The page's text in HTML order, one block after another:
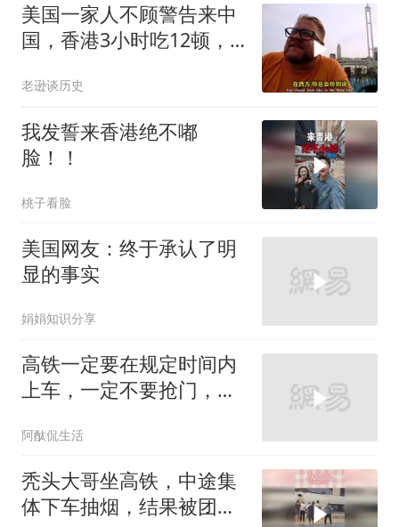
美国一家人不顾警告来中
国，香港3小时吃12顿，
老逊谈历史
我发誓来香港绝不嘟
脸！！
桃子看脸
美国网友：终于承认了明
显的事实
娟娟知识分享
高铁一定要在规定时间内
上车，一定不要抢门，真
阿酞侃生活
秃头大哥坐高铁，中途集
体下车抽烟，结果被团